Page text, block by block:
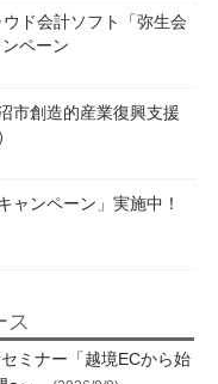
ド会計ソフト「弥生会
ペーン
市創造的産業復興支援
ャンペーン」実施中！
ス
ミナー「越境ECから始